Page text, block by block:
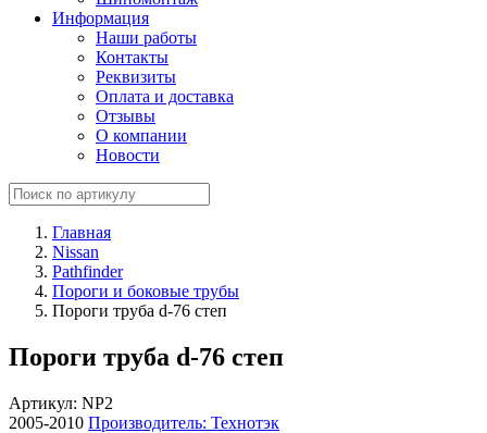
Информация
Наши работы
Контакты
Реквизиты
Оплата и доставка
Отзывы
О компании
Новости
Главная
Nissan
Pathfinder
Пороги и боковые трубы
Пороги труба d-76 степ
Пороги труба d-76 степ
Артикул: NP2
2005-2010 Производитель: Технотэк